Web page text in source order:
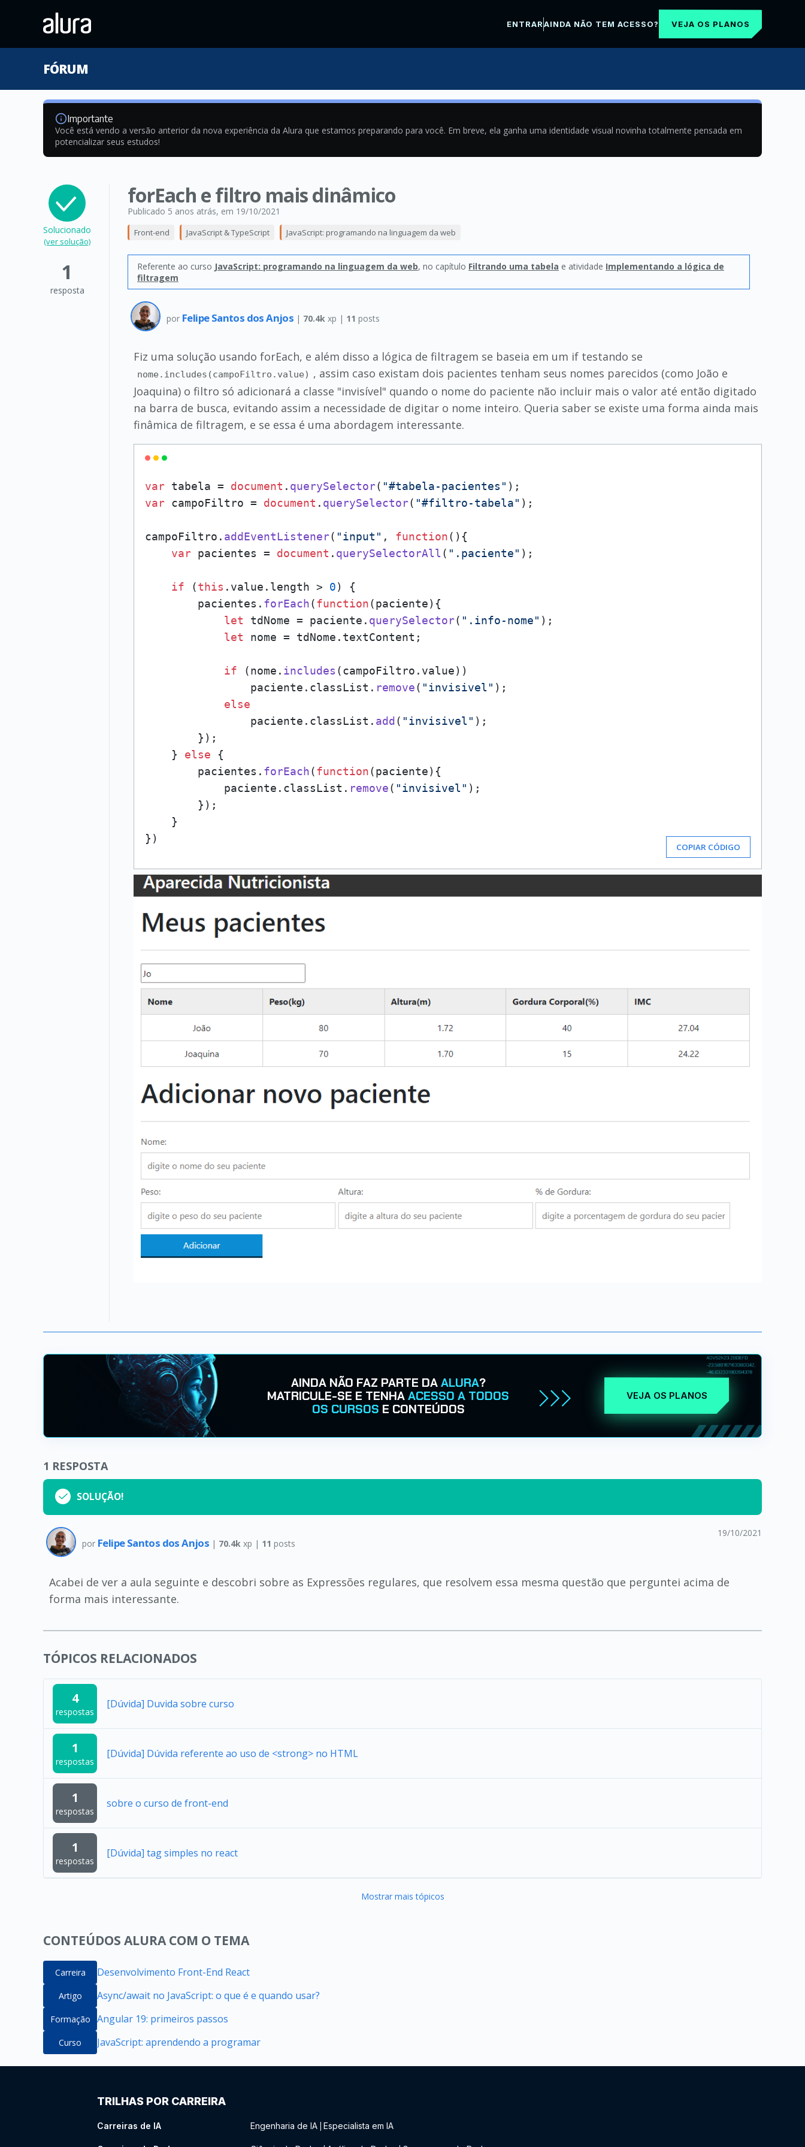
ENTRARAINDA NÃO TEM ACESSO? VEJA OS PLANOS
FÓRUM
Importante
Você está vendo a versão anterior da nova experiência da Alura que estamos preparando para você. Em breve, ela ganha uma identidade visual novinha totalmente pensada em
potencializar seus estudos!
Solucionado
(ver solução)
1
resposta
forEach e filtro mais dinâmico
Publicado 5 anos atrás, em 19/10/2021
Front-end JavaScript & TypeScript JavaScript: programando na linguagem da web
Referente ao curso JavaScript: programando na linguagem da web, no capítulo Filtrando uma tabela e atividade Implementando a lógica de
filtragem
por Felipe Santos dos Anjos | 70.4k xp | 11 posts
Fiz uma solução usando forEach, e além disso a lógica de filtragem se baseia em um if testando se
nome.includes(campoFiltro.value) , assim caso existam dois pacientes tenham seus nomes parecidos (como João e
Joaquina) o filtro só adicionará a classe "invisível" quando o nome do paciente não incluir mais o valor até então digitado
na barra de busca, evitando assim a necessidade de digitar o nome inteiro. Queria saber se existe uma forma ainda mais
finâmica de filtragem, e se essa é uma abordagem interessante.
var tabela = document . querySelector( "#tabela-pacientes"
var campoFiltro = document . querySelector( "#filtro-tabela" );
campoFiltro. addEventListener( "input" , function( ){
var pacientes = document . querySelectorAll ( ".paciente" );
if (this . value . length > 0) {
        pacientes.
forEach(function(paciente){
let tdNome = paciente. querySelector( ".info-nome" );
let nome = tdNome. textContent ;
if (nome. includes (campoFiltro. value))
                paciente.
classList . remove( "invisivel" );
else
                paciente.
classList . add ( "invisivel" );
        });
    }
else {
        pacientes.
forEach(function(paciente){
            paciente.
classList . remove( "invisivel" );
        });
    }
})
COPIAR CÓDIGO
AINDA NÃO FAZ PARTE DAALURA?
MATRICULE-SE E TENHAACESSO A TODOS
OS CURSOS E CONTEÚDOS
VEJA OS PLANOS
1 RESPOSTA
SOLUÇÃO!
por Felipe Santos dos Anjos | 70.4kxp | 11 posts
19/10/2021
Acabei de ver a aula seguinte e descobri sobre as Expressões regulares, que resolvem essa mesma questão que perguntei acima de
forma mais interessante.
TÓPICOS RELACIONADOS
4
respostas
[Dúvida] Duvida sobre curso
1
respostas
[Dúvida] Dúvida referente ao uso de <strong> no HTML
1
respostas
sobre o curso de front-end
1
respostas
[Dúvida] tag simples no react
Mostrar mais tópicos
CONTEÚDOS ALURA COM O TEMA
Carreira Desenvolvimento Front-End React
Artigo Async/await no JavaScript: o que é e quando usar?
Formação Angular 19: primeiros passos
Curso JavaScript: aprendendo a programar
TRILHAS POR CARREIRA
Carreiras de IA Engenharia de IA Especialista em IA